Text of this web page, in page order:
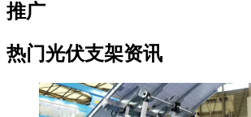
推广
热门光伏支架资讯